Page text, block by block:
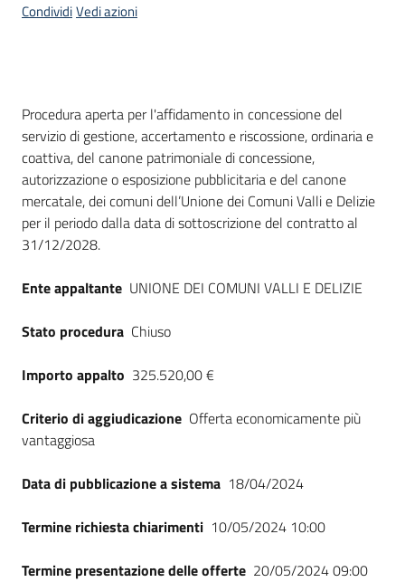
CondividiVedi azioni
Dati del bando
Procedura aperta per l'affidamento in concessione del
servizio di gestione, accertamento e riscossione, ordinaria e
coattiva, del canone patrimoniale di concessione,
autorizzazione o esposizione pubblicitaria e del canone
mercatale, dei comuni dell’Unione dei Comuni Valli e Delizie
per il periodo dalla data di sottoscrizione del contratto al
31/12/2028.
Ente appaltante UNIONE DEI COMUNI VALLI E DELIZIE
Stato procedura Chiuso
Importo appalto 325.520,00 €
Criterio di aggiudicazione Offerta economicamente più
vantaggiosa
Data di pubblicazione a sistema 18/04/2024
Termine richiesta chiarimenti 10/05/2024 10:00
Termine presentazione delle offerte 20/05/2024 09:00